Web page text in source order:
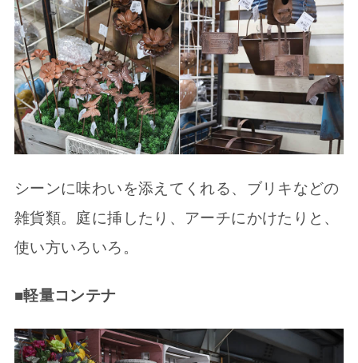
シーンに味わいを添えてくれる、ブリキなどの
雑貨類。庭に挿したり、アーチにかけたりと、
使い方いろいろ。
■軽量コンテナ